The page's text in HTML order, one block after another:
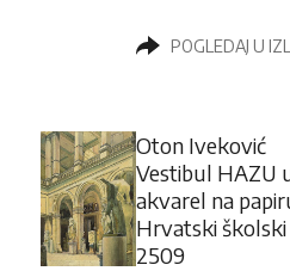
POGLEDAJ U
Oton Iveković
Vestibul HAZU
akvarel na
Hrvatski
2509